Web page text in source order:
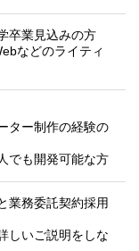
卒業見込みの方
などのライティ
ター制作の経験の
でも開発可能な方
業務委託契約採用
しいご説明をしな